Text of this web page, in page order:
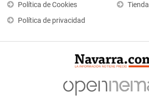
Política de Cookies
Política de privacidad
Tienda